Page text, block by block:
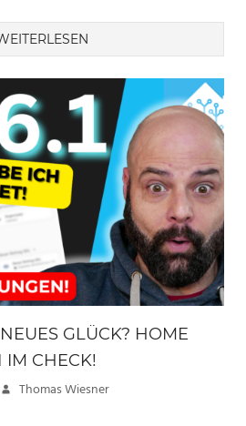
GLÜCK? HOME
IM CHECK!
Thomas Wiesner